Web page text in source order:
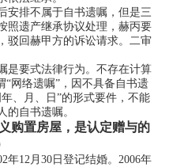
排不属于自书遗嘱，但是三
照遗产继承协议处理，赫丙要
驳回赫甲方的诉讼请求。二审
要式法律行为。不存在计算
“网络遗嘱”，因不具备自书遗
、月、日”的形式要件，不能
的自书遗嘱。
购置房屋，是认定赠与的
12月30日登记结婚。2006年